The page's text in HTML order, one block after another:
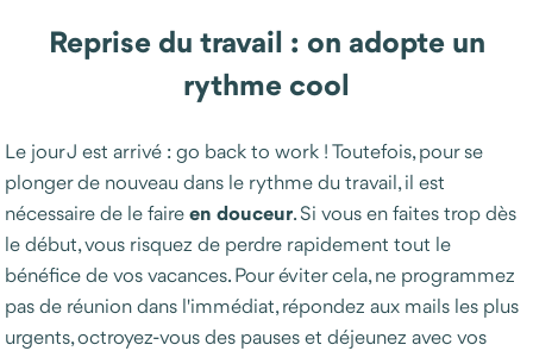
Reprise du travail : on adopte un
rythme cool
Le jour J est arrivé : go back to work ! Toutefois, pour se
plonger de nouveau dans le rythme du travail, il est
nécessaire de le faireen douceur. Si vous en faites trop dès
le début, vous risquez de perdre rapidement tout le
bénéfice de vos vacances. Pour éviter cela, ne programmez
pas de réunion dans l'immédiat, répondez aux mails les plus
urgents, octroyez-vous des pauses et déjeunez avec vos